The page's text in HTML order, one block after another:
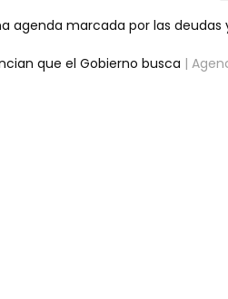
agenda marcada por las deudas
que el Gobierno busca |